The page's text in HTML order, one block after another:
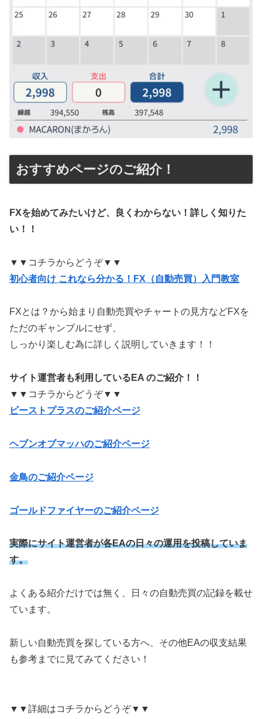
おすすめページのご紹介！
FXを始めてみたいけど、良くわからない！詳しく知りた
い！！
▼▼コチラからどうぞ▼▼
初心者向け これなら分かる！FX（自動売買）入門教室
FXとは？から始まり自動売買やチャートの見方などFXを
ただのギャンブルにせず、
しっかり楽しむ為に詳しく説明していきます！！
サイト運営者も利用しているEA のご紹介！！
▼▼コチラからどうぞ▼▼
ビーストプラスのご紹介ページ
ヘブンオブマッハのご紹介ページ
金鳥のご紹介ページ
ゴールドファイヤーのご紹介ページ
実際にサイト運営者が各EAの日々の運用を投稿していま
す。
よくある紹介だけでは無く、日々の自動売買の記録を載せ
ています。
新しい自動売買を探している方へ、その他EAの収支結果
も参考までに見てみてください！
▼▼詳細はコチラからどうぞ▼▼